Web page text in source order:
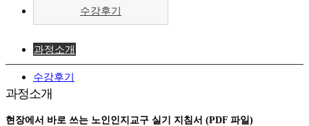
수강후기
과정소개
수강후기
과정소개
현장에서 바로 쓰는 노인인지교구 실기 지침서 (PDF 파일)